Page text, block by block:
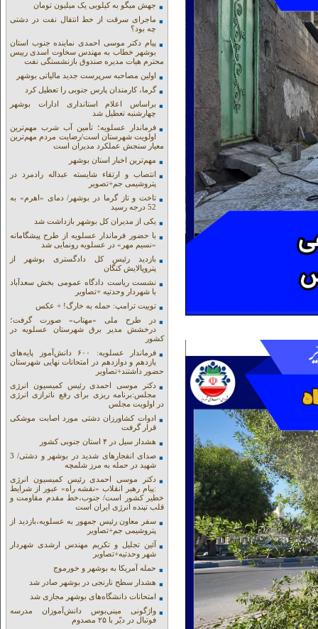
جهش میگو به کیلویی یک میلیون تومان
ماجرای سرقت از خط انتقال نفت در دشتی
چه بود؟
پیام دکتر موسی احمدی نماینده جنوب استان
بوشهر خطاب به مهندس سخاوت اسدی رییس
محترم هیات مدیره صندوق بازنشستگی نفت
اولین مصاحبه سرپرست جدید مالیاتی بوشهر
گرما، کارمندان پارس جنوبی را تعطیل کرد
براساس اعلام استانداری ادارات بوشهر
چهارشنبه تعطیل شد
فرماندار عسلویه؛ تأمین آب شرب مهم‌ترین
اولویت شهرستان است/رضایت مردم مهم‌ترین
معیار سنجش عملکرد مدیران است
مهم‌ترین اخبار استان بوشهر
انتصاب و ارتقاء شایسته عبداله رادمرد در
پتروشیمی جم+تصویر
تاخت و تاز گرما در بوشهر/ دمای «اهرم» به
52 درجه رسید
یکی از مدیران کل بوشهر بازداشت شد
با حضور فرماندار عسلویه از طرح پیشگامانه
«نسیم مهر» در عسلویه رونمایی شد
بازدید رئیس کل دادگستری بوشهر از
پتروپالایش کنگان
نشست ریاست دادگاه عمومی بخش سعدآباد
با شهردار وحدتیه +تصاویر
توییت ترامپ: حمله به خارگ! + عکس
در طرح ملی «مهتاب» صورت گرفت؛
درخشش مدیر برق شهرستان عسلویه در
کشور
فرماندار عسلویه: ۶۰۰ دانش‌آموز پایه‌های
یازدهم و دوازدهم در امتحانات نهایی شهرستان
حضور داشتند+تصاویر
دکتر موسی احمدی رئیس کمیسیون انرژی
مجلس:برنامه ریزی برای رفع ناترازی انرژی
در اولویت مجلس
ادوات کشاورزان دشتی مورد اصابت موشکی
قرار گرفت
هشدار سیل در ۴ استان جنوبی کشور
صدای انفجارهای شدید در بوشهر و دشتی/ 3
شهید در حمله به مرز شلمچه
دکتر موسی احمدی رئیس کمیسیون انرژی
:پیام رهبر انقلاب «نقشه راه» عبور از شرایط
خطیر کشور است/ جنوب،خط مقدم مقاومت و
قلب تپنده انرژی ایران است
سفر معاون رئیس جمهور به عسلویه،بازدید از
پتروشیمی جم+تصاویر
آئین تجلیل و تکریم مهندس ارشدی شهردار
شهر وحدتیه+تصاویر
حمله آمریکا به بوشهر و خورموج
هشدار سطح نارنجی در بوشهر صادر شد
امتحانات دانشگاه‌های بوشهر مجازی شد
واژگونی مینی‌بوس دانش‌آموزان مدرسه
فوتبال در دیّر با ۲۵ مصدوم